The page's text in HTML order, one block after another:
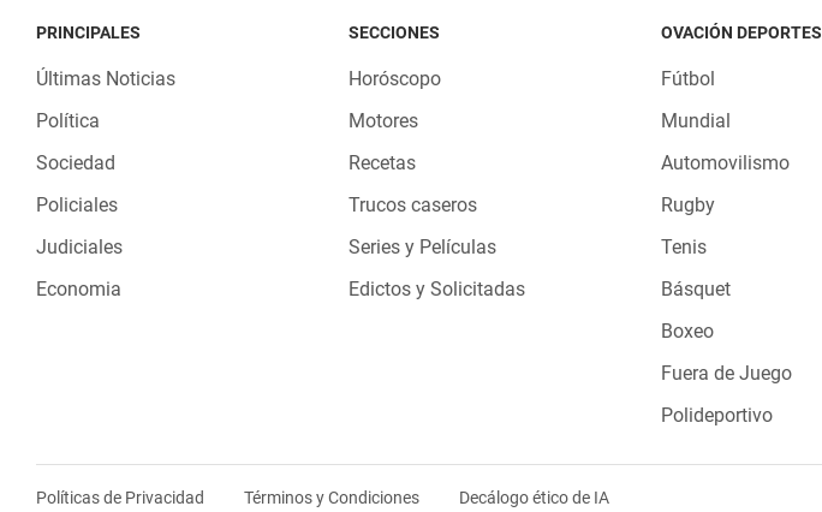
PRINCIPALES
Últimas Noticias
Política
Sociedad
Policiales
Judiciales
Economia
SECCIONES
Horóscopo
Motores
Recetas
Trucos caseros
Series y Películas
Edictos y Solicitadas
OVACIÓN DEPORTES
Fútbol
Mundial
Automovilismo
Rugby
Tenis
Básquet
Boxeo
Fuera de Juego
Polideportivo
Políticas de Privacidad Términos y Condiciones Decálogo ético de IA